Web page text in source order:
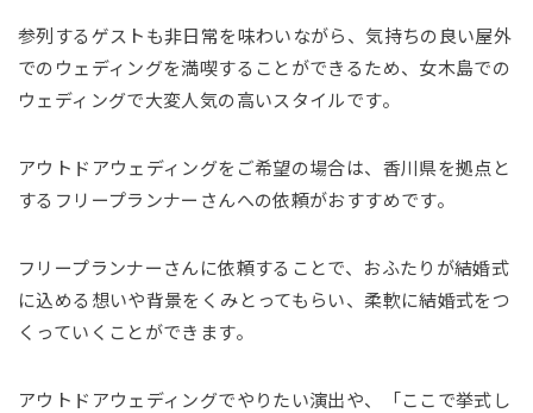
参列するゲストも非日常を味わいながら、気持ちの良い屋外
でのウェディングを満喫することができるため、女木島での
ウェディングで大変人気の高いスタイルです。
アウトドアウェディングをご希望の場合は、香川県を拠点と
するフリープランナーさんへの依頼がおすすめです。
フリープランナーさんに依頼することで、おふたりが結婚式
に込める想いや背景をくみとってもらい、柔軟に結婚式をつ
くっていくことができます。
アウトドアウェディングでやりたい演出や、「ここで挙式し